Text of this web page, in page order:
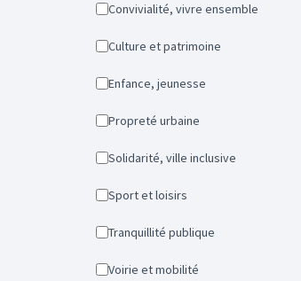
Convivialité, vivre ensemble
Culture et patrimoine
Enfance, jeunesse
Propreté urbaine
Solidarité, ville inclusive
Sport et loisirs
Tranquillité publique
Voirie et mobilité